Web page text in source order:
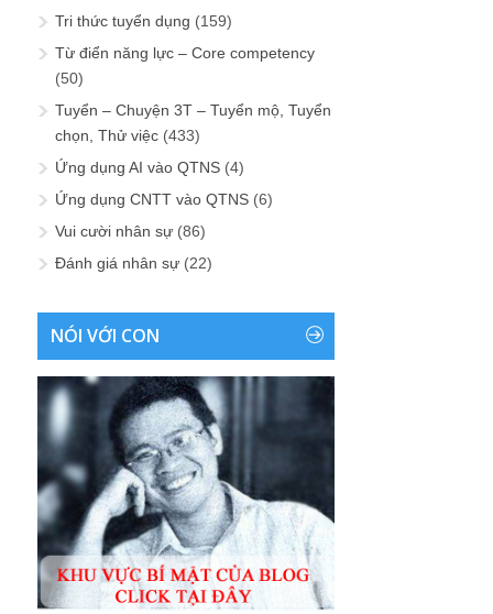
Tri thức tuyển dụng (159)
Từ điển năng lực – Core competency
(50)
Tuyển – Chuyện 3T – Tuyển mộ, Tuyển
chọn, Thử việc (433)
Ứng dụng AI vào QTNS (4)
Ứng dụng CNTT vào QTNS (6)
Vui cười nhân sự (86)
Đánh giá nhân sự (22)
NÓI VỚI CON